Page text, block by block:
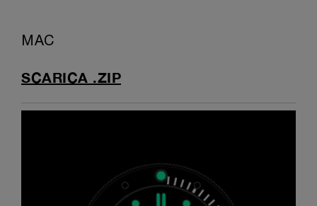
MAC
SCARICA .ZIP